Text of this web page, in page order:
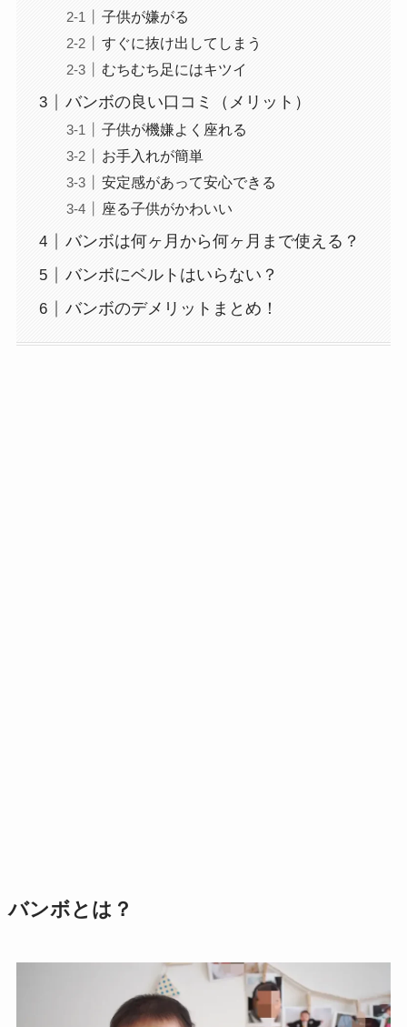
子供が嫌がる
すぐに抜け出してしまう
むちむち足にはキツイ
バンボの良い口コミ（メリット）
子供が機嫌よく座れる
お手入れが簡単
安定感があって安心できる
座る子供がかわいい
バンボは何ヶ月から何ヶ月まで使える？
バンボにベルトはいらない？
バンボのデメリットまとめ！
バンボとは？